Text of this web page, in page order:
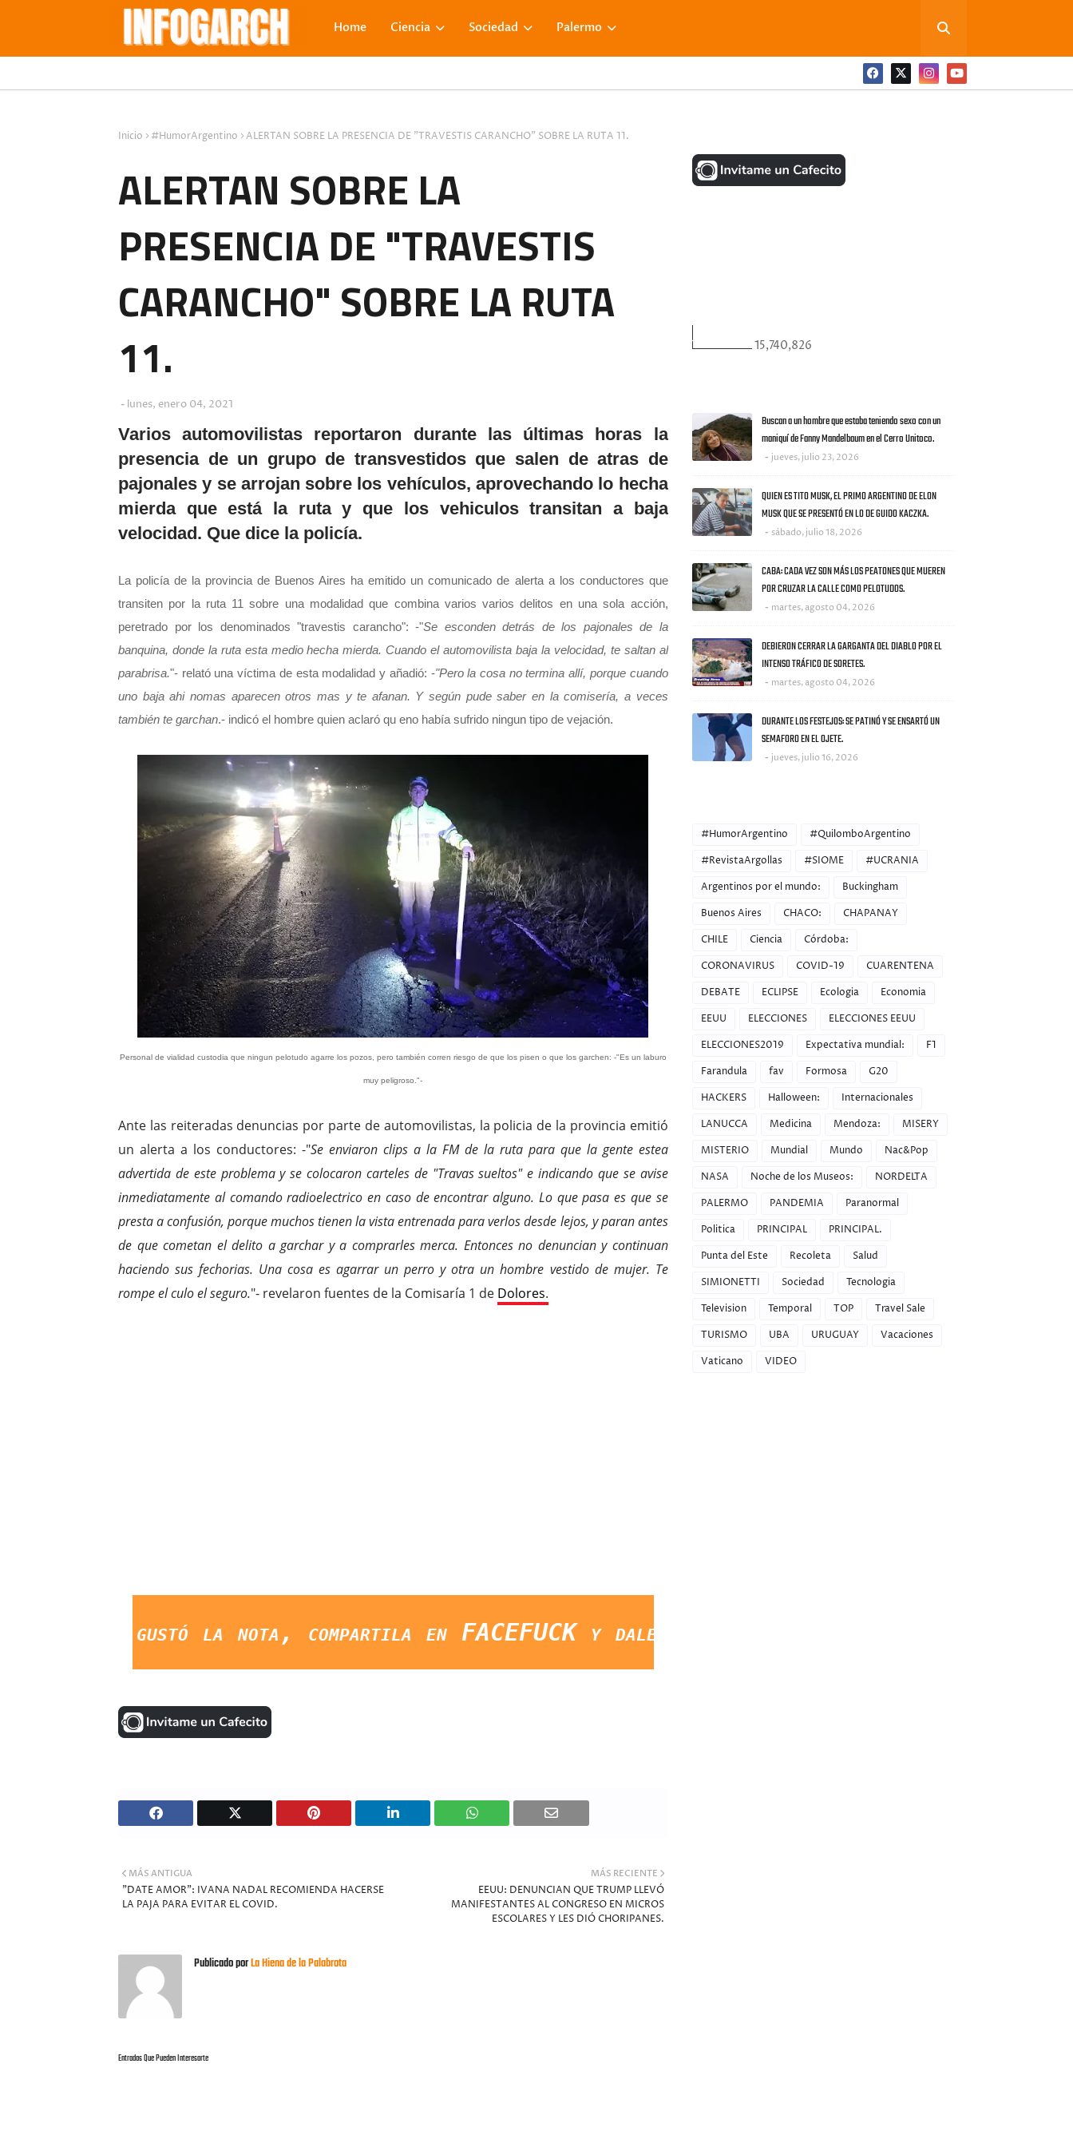
Home Ciencia Sociedad Palermo
Inicio #HumorArgentino ALERTAN SOBRE LA PRESENCIA DE "TRAVESTIS CARANCHO" SOBRE LA RUTA 11.
ALERTAN SOBRE LA
PRESENCIA DE "TRAVESTIS
CARANCHO" SOBRE LA RUTA
11.
lunes, enero 04, 2021
Varios automovilistas reportaron durante las últimas horas la
presencia de un grupo de transvestidos que salen de atras de
pajonales y se arrojan sobre los vehículos, aprovechando lo hecha
mierda que está la ruta y que los vehiculos transitan a baja
velocidad. Que dice la policía.
La policía de la provincia de Buenos Aires ha emitido un comunicado de alerta a los conductores que
transiten por la ruta 11 sobre una modalidad que combina varios varios delitos en una sola acción,
peretrado por los denominados "travestis carancho": -"Se esconden detrás de los pajonales de la
banquina, donde la ruta esta medio hecha mierda. Cuando el automovilista baja la velocidad, te saltan al
parabrisa."- relató una víctima de esta modalidad y añadió: -"Pero la cosa no termina allí, porque cuando
uno baja ahi nomas aparecen otros mas y te afanan. Y según pude saber en la comisería, a veces
también te garchan.- indicó el hombre quien aclaró qu eno había sufrido ningun tipo de vejación.
Personal de vialidad custodia que ningun pelotudo agarre los pozos, pero también corren riesgo de que los pisen o que los garchen: -"Es un laburo
muy peligroso."-
Ante las reiteradas denuncias por parte de automovilistas, la policia de la provincia emitió
un alerta a los conductores: -"Se enviaron clips a la FM de la ruta para que la gente estea
advertida de este problema y se colocaron carteles de "Travas sueltos" e indicando que se avise
inmediatamente al comando radioelectrico en caso de encontrar alguno. Lo que pasa es que se
presta a confusión, porque muchos tienen la vista entrenada para verlos desde lejos, y paran antes
de que cometan el delito a garchar y a comprarles merca. Entonces no denuncian y continuan
haciendo sus fechorias. Una cosa es agarrar un perro y otra un hombre vestido de mujer. Te
rompe el culo el seguro."- revelaron fuentes de la Comisaría 1 de Dolores.
gustó la nota, compartila en FACEFUCK y dale LIKE a la página. Saludos Y GRACIAS."
MÁS RECIENTE
EEUU: DENUNCIAN QUE TRUMP LLEVÓ
MANIFESTANTES AL CONGRESO EN MICROS
ESCOLARES Y LES DIÓ CHORIPANES.
MÁS ANTIGUA
"DATE AMOR": IVANA NADAL RECOMIENDA HACERSE
LA PAJA PARA EVITAR EL COVID.
Publicado porLa Hiena de la Palabrota
Entradas Que Pueden Interesarte
15,740,826
Buscan a un hombre que estaba teniendo sexo con un
maniquí de Fanny Mandelbaum en el Cerro Unitoco.
jueves, julio 23, 2026
QUIEN ES TITO MUSK, EL PRIMO ARGENTINO DE ELON
MUSK QUE SE PRESENTÓ EN LO DE GUIDO KACZKA.
sábado, julio 18, 2026
CABA: CADA VEZ SON MÁS LOS PEATONES QUE MUEREN
POR CRUZAR LA CALLE COMO PELOTUDOS.
martes, agosto 04, 2026
DEBIERON CERRAR LA GARGANTA DEL DIABLO POR EL
INTENSO TRÁFICO DE SORETES.
martes, agosto 04, 2026
DURANTE LOS FESTEJOS: SE PATINÓ Y SE ENSARTÓ UN
SEMAFORO EN EL OJETE.
jueves, julio 16, 2026
#HumorArgentino
#QuilomboArgentino
#RevistaArgollas
#SIOME
#UCRANIA
Argentinos por el mundo:
Buckingham
Buenos Aires
CHACO:
CHAPANAY
CHILE
Ciencia
Córdoba:
CORONAVIRUS
COVID-19
CUARENTENA
DEBATE
ECLIPSE Ecologia
Economia
EEUU
ELECCIONES
ELECCIONES EEUU
ELECCIONES2019
Expectativa mundial:
F1
Farandula
fav Formosa
G20
HACKERS
Halloween:
Internacionales
LANUCCA
Medicina Mendoza:
MISERY
MISTERIO
Mundial Mundo
Nac&Pop
NASA
Noche de los Museos:
NORDELTA
PALERMO
PANDEMIA
Paranormal
Politica
PRINCIPAL
PRINCIPAL.
Punta del Este
Recoleta
Salud
SIMIONETTI
Sociedad
Tecnologia
Television
Temporal TOP
Travel Sale
TURISMO
UBA URUGUAY
Vacaciones
Vaticano
VIDEO